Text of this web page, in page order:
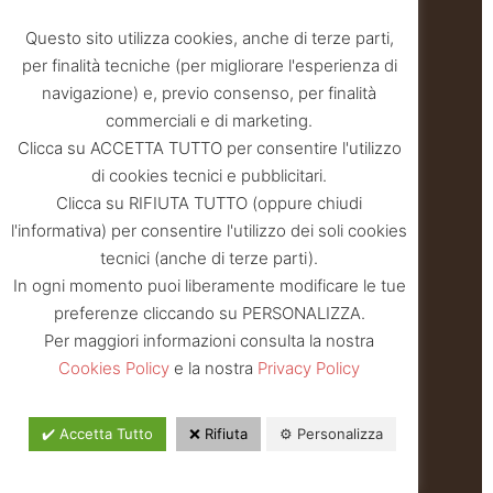
Questo sito utilizza cookies, anche di terze parti,
per finalità tecniche (per migliorare l'esperienza di
navigazione) e, previo consenso, per finalità
commerciali e di marketing.
Clicca su ACCETTA TUTTO per consentire l'utilizzo
di cookies tecnici e pubblicitari.
Clicca su RIFIUTA TUTTO (oppure chiudi
l'informativa) per consentire l'utilizzo dei soli cookies
tecnici (anche di terze parti).
In ogni momento puoi liberamente modificare le tue
preferenze cliccando su PERSONALIZZA.
Per maggiori informazioni consulta la nostra
Cookies Policy e la nostra Privacy Policy
✔️ Accetta Tutto ❌ Rifiuta ⚙️ Personalizza